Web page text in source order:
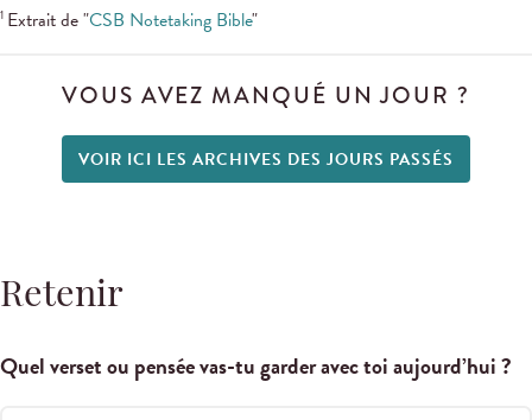
1 Extrait de "CSB Notetaking Bible"
VOUS AVEZ MANQUÉ UN JOUR ?
VOIR ICI LES ARCHIVES DES JOURS PASSÉS
Retenir
Quel verset ou pensée vas-tu garder avec toi aujourd’hui ?